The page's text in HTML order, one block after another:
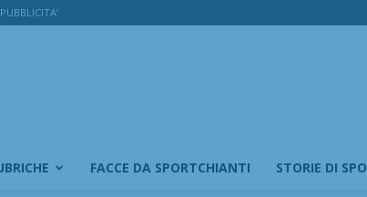
PUBBLICITA’
FACCE DA SPORTCHIANTI STORIE DI